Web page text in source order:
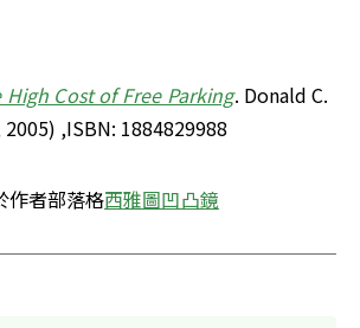
High Cost of Free Parking. Donald C.
2005) ,ISBN: 1884829988
者部落格西雅圖凹凸鏡